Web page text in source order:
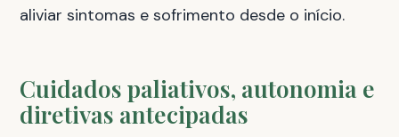
aliviar sintomas e sofrimento desde o início.
Cuidados paliativos, autonomia e
diretivas antecipadas